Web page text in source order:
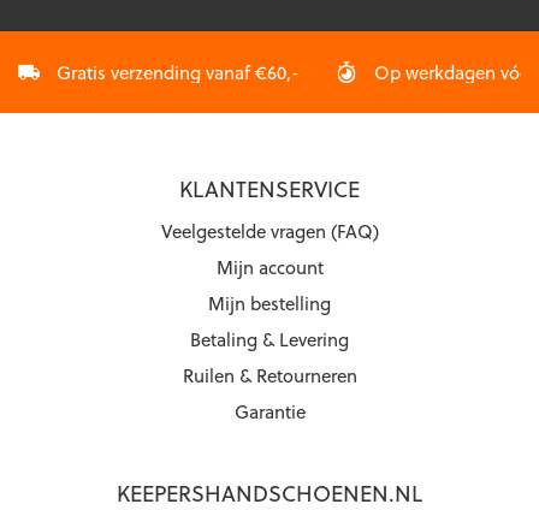
Gratis verzending vanaf €60,- Op werkdagen
KLANTENSERVICE
Veelgestelde vragen (FAQ)
Mijn account
Mijn bestelling
Betaling & Levering
Ruilen & Retourneren
Garantie
KEEPERSHANDSCHOENEN.NL